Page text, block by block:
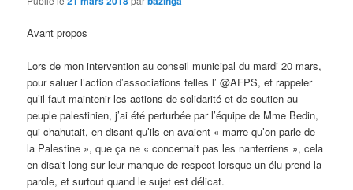
Avant propos
Lors de mon intervention au conseil municipal du mardi 20 mars,
pour saluer l’action d’associations telles l’ @AFPS, et rappeler
qu’il faut maintenir les actions de solidarité et de soutien au
peuple palestinien, j’ai été perturbée par l’équipe de Mme Bedin,
qui chahutait, en disant qu’ils en avaient « marre qu’on parle de
la Palestine », que ça ne « concernait pas les nanterriens », cela
en disait long sur leur manque de respect lorsque un élu prend la
parole, et surtout quand le sujet est délicat.